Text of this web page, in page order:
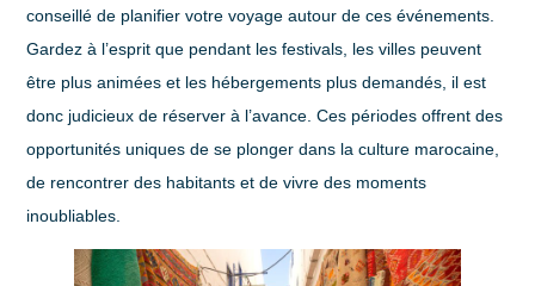
conseillé de planifier votre voyage autour de ces événements.
Gardez à l’esprit que pendant les festivals, les villes peuvent
être plus animées et les hébergements plus demandés, il est
donc judicieux de réserver à l’avance. Ces périodes offrent des
opportunités uniques de se plonger dans la culture marocaine,
de rencontrer des habitants et de vivre des moments
inoubliables.